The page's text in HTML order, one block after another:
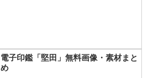
電子印鑑「堅田」無料画像・素材まと
め